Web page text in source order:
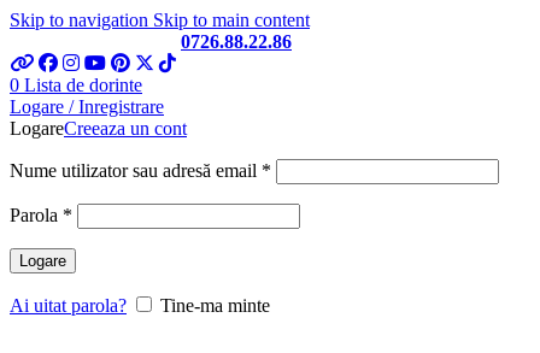
Skip to navigation Skip to main content
0726.88.22.86
0 Lista de dorinte
Logare / Inregistrare
LogareCreeaza un cont
Nume utilizator sau adresă email *
Parola *
Logare
Ai uitat parola? Tine-ma minte